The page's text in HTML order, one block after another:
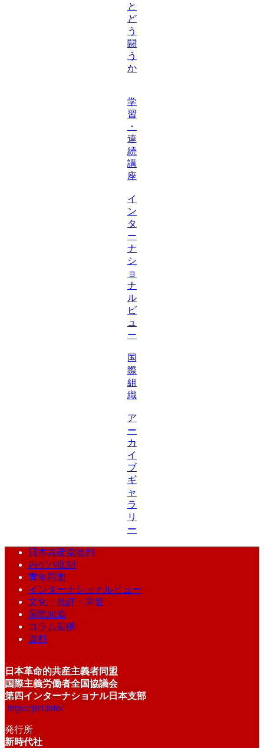
と
ど
う
闘
う
か
学
習
・
連
続
講
座
イ
ン
タ
ー
ナ
シ
ョ
ナ
ル
ビ
ュ
ー
国
際
組
織
ア
ー
カ
イ
ブ
ギ
ャ
ラ
リ
ー
日本共産党批判
内ゲバ批判
青年同盟
インターナショナルビュー
文化・批評・学習
国際組織
コラム架橋
資料
日本革命的共産主義者同盟
国際主義労働者全国協議会
第四インターナショナル日本支部
https://jrcl.info/
発行所
新時代社